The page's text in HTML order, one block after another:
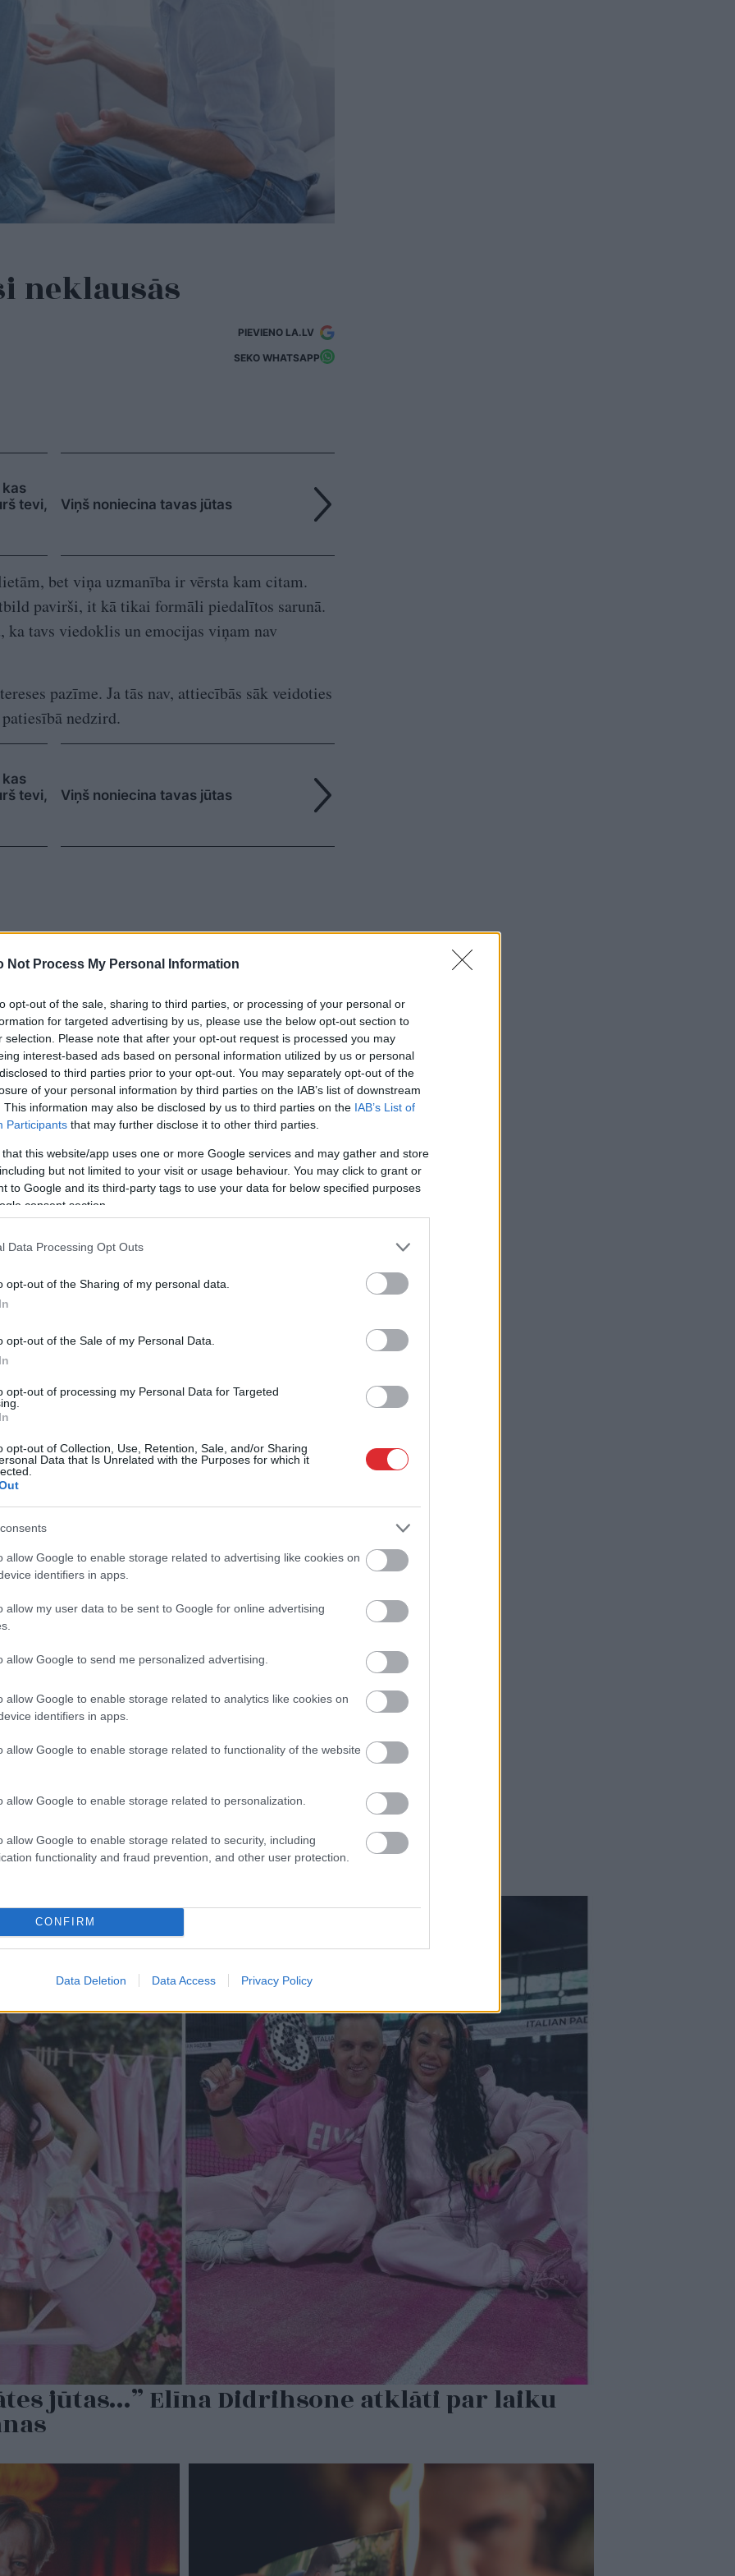
Not Process My Personal Information
opt-out of the sale, sharing to third parties, or processing of your personal or
for targeted advertising by us, please use the below opt-out section to
selection. Please note that after your opt-out request is processed you may
interest-based ads based on personal information utilized by us or personal
to third parties prior to your opt-out. You may separately opt-out of the
of your personal information by third parties on the IAB’s list of downstream
This information may also be disclosed by us to third parties on the IAB’s List of
Participants that may further disclose it to other third parties.
that this website/app uses one or more Google services and may gather and store
but not limited to your visit or usage behaviour. You may click to grant or
to Google and its third-party tags to use your data for below specified purposes
consent section.
Data Processing Opt Outs
opt-out of the Sharing of my personal data.
opt-out of the Sale of my Personal Data.
opt-out of processing my Personal Data for Targeted
opt-out of Collection, Use, Retention, Sale, and/or Sharing
Data that Is Unrelated with the Purposes for which it
allow Google to enable storage related to advertising like cookies on
identifiers in apps.
allow my user data to be sent to Google for online advertising
allow Google to send me personalized advertising.
allow Google to enable storage related to analytics like cookies on
identifiers in apps.
allow Google to enable storage related to functionality of the website
allow Google to enable storage related to personalization.
allow Google to enable storage related to security, including
functionality and fraud prevention, and other user protection.
CONFIRM
Data Deletion Data Access Privacy Policy
neklausās
PIEVIENO LA.LV
SEKO WHATSAPP
kas
tevi,
Viņš noniecina tavas jūtas
bet viņa uzmanība ir vērsta kam citam.
pavirši, it kā tikai formāli piedalītos sarunā.
ka tavs viedoklis un emocijas viņam nav
pazīme. Ja tās nav, attiecībās sāk veidoties
nedzird.
kas
tevi,
Viņš noniecina tavas jūtas
vārdu jautājums,
Hārvardas
teiktā, uzreiz
attiecības
Tavsdvēseles
atpazīt, ka esi kopā ar
kādu, kurš ir “līdz
ievērot pieklājību, nekurināt naidu un iztikt
komentāru
labāk nestrīdēties: viņi vienmēr atradīs
mežā uziet ļoti biedējošu vietu
kuru ēšanu pēc 45 gadu vecuma
sajūsmā par veikalā novēroto
Jonīte jau atkal nonāk uzmanības centrā –
kāds pircējs dabūjis dzirdēt to, ko viņam
citas ziņas
jūtas…” Elīna Didrihsone atklāti par laiku